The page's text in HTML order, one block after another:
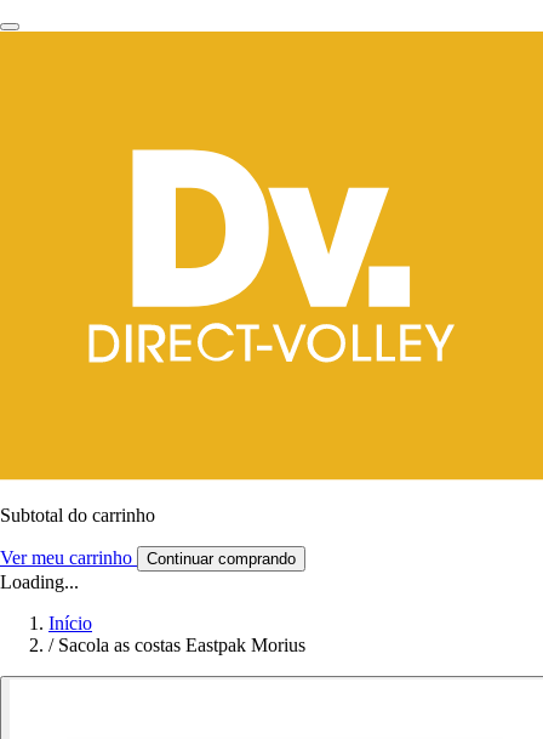
Subtotal do carrinho
Ver meu carrinho Continuar comprando
Loading...
Início
/ Sacola as costas Eastpak Morius